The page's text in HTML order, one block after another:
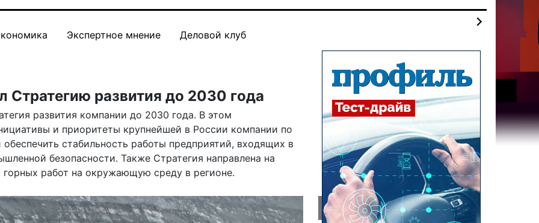
Экспертное мнение Деловой клуб
Стратегию развития до 2030 года
развития компании до 2030 года. В этом
и приоритеты крупнейшей в России компании по
стабильность работы предприятий, входящих в
безопасности. Также Стратегия направлена на
работ на окружающую среду в регионе.